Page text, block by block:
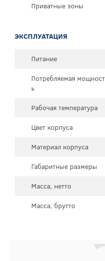
Приватные зоны
ЭКСПЛУАТАЦИЯ
Питание
Потребляемая мощност
ь
Рабочая температура
Цвет корпуса
Материал корпуса
Габаритные размеры
Масса, нетто
Масса, брутто